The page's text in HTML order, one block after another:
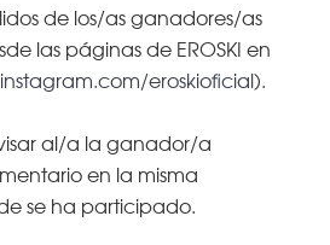
de los/as ganadores/as
las páginas de EROSKI en
eroskioficial).
al/a la ganador/a
en la misma
se ha participado.